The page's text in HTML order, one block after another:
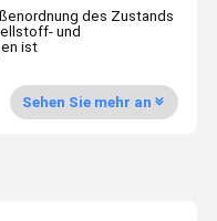
des Zustands
und
ist
Sehen Sie mehr an